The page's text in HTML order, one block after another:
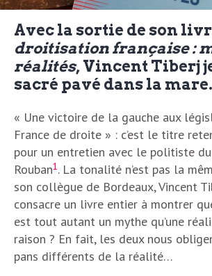
Avec la sortie de son
droitisation française :
réalités, Vincent Tiberj
sacré pavé dans la mare.
« Une victoire de la gauche aux
France de droite » : c’est le titre
pour un entretien avec le politiste
Rouban1 . La tonalité n’est pas la
son collègue de Bordeaux, Vincent
consacre un livre entier à montrer
est tout autant un mythe qu’une
raison ? En fait, les deux nous
pans différents de la réalité…